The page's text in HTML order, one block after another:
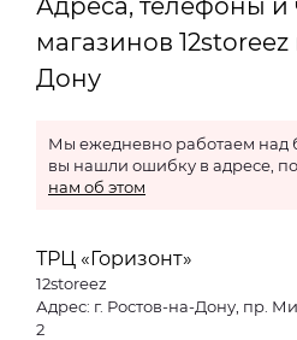
Адреса, телефоны и
магазинов
Дону
Мы ежедневно работаем над
вы нашли ошибку в адресе,
нам об этом
ТРЦ «Горизонт»
12storeez
Адрес: г. Ростов-на-Дону, пр.
2